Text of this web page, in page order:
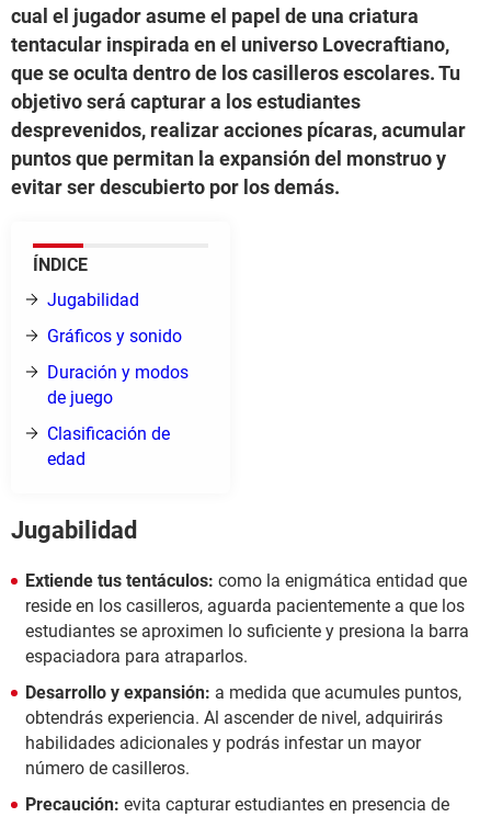
cual el jugador asume el papel de una criatura
tentacular inspirada en el universo Lovecraftiano,
que se oculta dentro de los casilleros escolares. Tu
objetivo será capturar a los estudiantes
desprevenidos, realizar acciones pícaras, acumular
puntos que permitan la expansión del monstruo y
evitar ser descubierto por los demás.
ÍNDICE
Jugabilidad
Gráficos y sonido
Duración y modos
de juego
Clasificación de
edad
Jugabilidad
Extiende tus tentáculos: como la enigmática entidad que
reside en los casilleros, aguarda pacientemente a que los
estudiantes se aproximen lo suficiente y presiona la barra
espaciadora para atraparlos.
Desarrollo y expansión: a medida que acumules puntos,
obtendrás experiencia. Al ascender de nivel, adquirirás
habilidades adicionales y podrás infestar un mayor
número de casilleros.
Precaución: evita capturar estudiantes en presencia de